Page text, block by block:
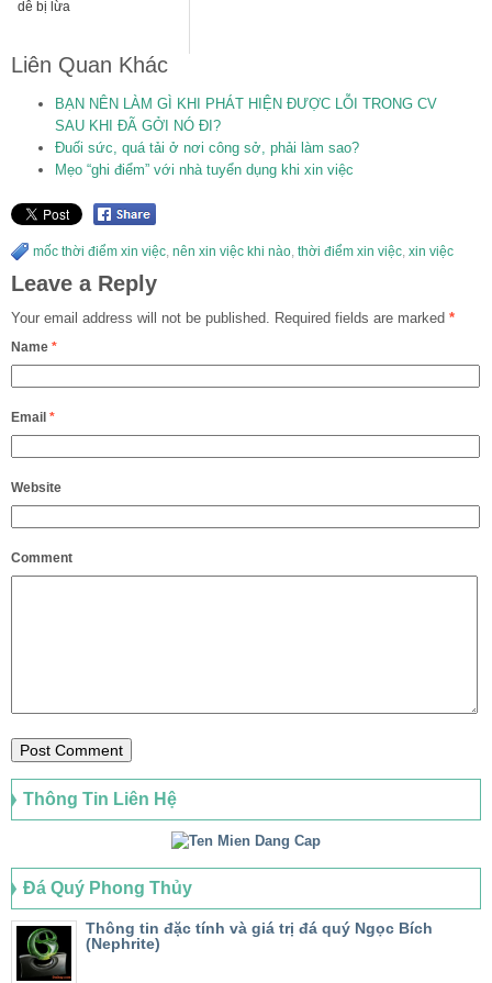
dễ bị lừa
Liên Quan Khác
BẠN NÊN LÀM GÌ KHI PHÁT HIỆN ĐƯỢC LỖI TRONG CV
SAU KHI ĐÃ GỞI NÓ ĐI?
Đuối sức, quá tải ở nơi công sở, phải làm sao?
Mẹo “ghi điểm” với nhà tuyển dụng khi xin việc
mốc thời điểm xin việc, nên xin việc khi nào, thời điểm xin việc, xin việc
Leave a Reply
Your email address will not be published. Required fields are marked *
Name *
Email *
Website
Comment
Thông Tin Liên Hệ
Đá Quý Phong Thủy
Thông tin đặc tính và giá trị đá quý Ngọc Bích
(Nephrite)